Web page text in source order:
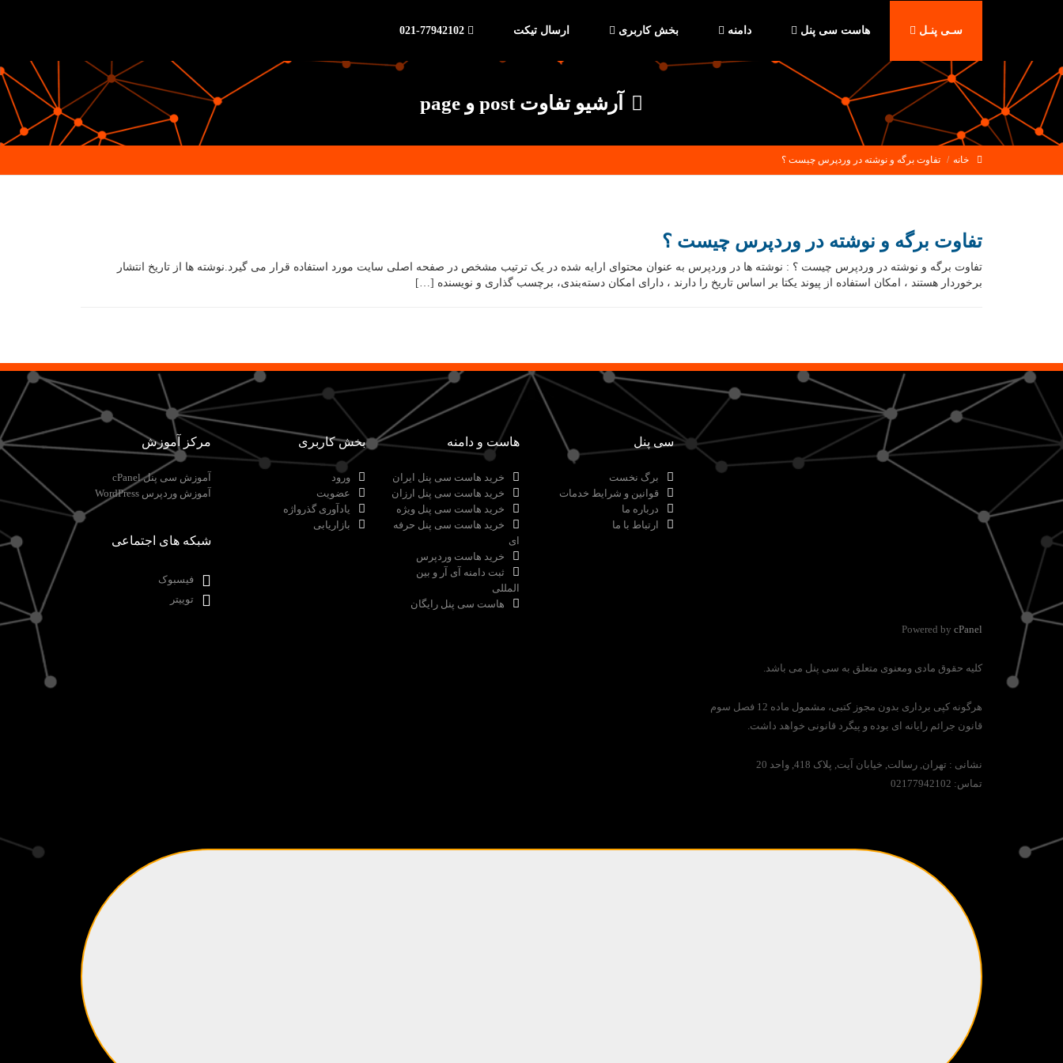
سـی پنـل هاست سی پنل دامنه بخش کاربری ارسال تیکت
آرشیو تفاوت post و page
خانه تفاوت برگه و نوشته در وردپرس چیست ؟
تفاوت برگه و نوشته در وردپرس چیست ؟
تفاوت برگه و نوشته در وردپرس چیست ؟ : نوشته ها در وردپرس به عنوان محتوای ارایه شده در یک ترتیب مشخص در صفحه اصلی سایت مورد استفاده قرار می گیرد.نوشته ها از تاریخ انتشار
برخوردار هستند ، امکان استفاده از پیوند یکتا بر اساس تاریخ را دارند ، دارای امکان دسته‌بندی، برچسب گذاری و نویسنده […]
Powered by cPanel
کلیه حقوق مادی ومعنوی متعلق به سی پنل می باشد.
هرگونه کپی برداری بدون مجوز کتبی، مشمول ماده 12 فصل سوم
قانون جرائم رایانه ای بوده و پیگرد قانونی خواهد داشت.
نشانی : تهران, رسالت, خیابان آیت, پلاک 418, واحد 20
تماس:
سی پنل
برگ نخست
قوانین و شرایط خدمات
درباره ما
ارتباط با ما
هاست و دامنه
خرید هاست سی پنل ایران
خرید هاست سی پنل ارزان
خرید هاست سی پنل ویژه
خرید هاست سی پنل حرفه
ای
خرید هاست وردپرس
ثبت دامنه آی آر و بین
المللی
هاست سی پنل رایگان
بخش کاربری
ورود
عضویت
یادآوری گذرواژه
بازاریابی
مرکز آموزش
آموزش سی پنل cPanel
آموزش وردپرس WordPress
شبکه های اجتماعی
فیسبوک
توییتر